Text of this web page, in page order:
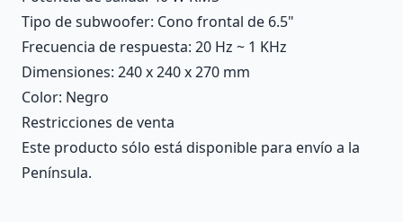
Tipo de subwoofer: Cono frontal de 6.5"
Frecuencia de respuesta: 20 Hz ~ 1 KHz
Dimensiones: 240 x 240 x 270 mm
Color: Negro
Restricciones de venta
Este producto sólo está disponible para envío a la
Península.